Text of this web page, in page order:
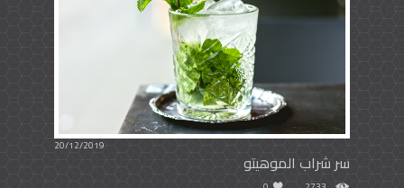
20/12/2019
سر شراب الموهيتو